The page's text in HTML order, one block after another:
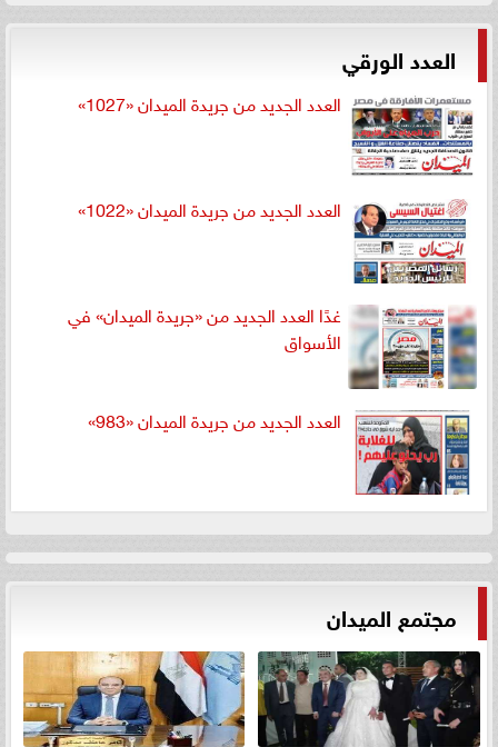
العدد الورقي
العدد الجديد من جريدة الميدان «1027»
العدد الجديد من جريدة الميدان «1022»
غدًا العدد الجديد من «جريدة الميدان» في
الأسواق
العدد الجديد من جريدة الميدان «983»
مجتمع الميدان